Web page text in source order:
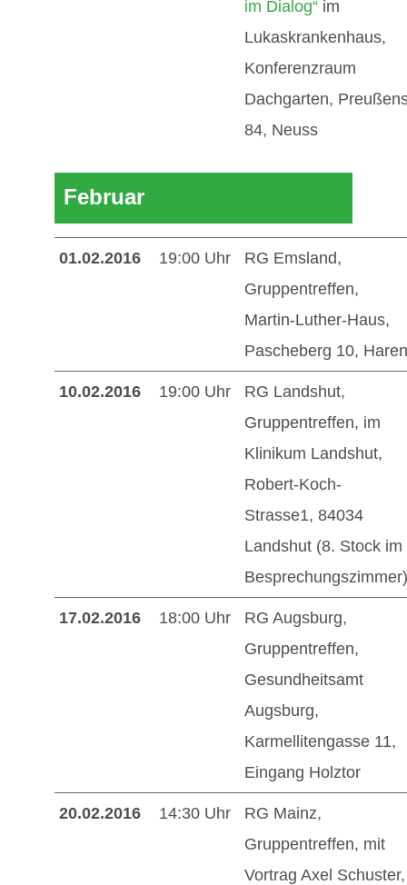
im Dialog“ im
Lukaskrankenhaus,
Konferenzraum
Dachgarten,
84, Neuss
Februar
01.02.2016 19:00 Uhr
RG Emsland,
Gruppentreffen,
Martin-Luther-Haus,
Pascheberg 10, Haren
10.02.2016 19:00 Uhr
RG Landshut,
Gruppentreffen, im
Klinikum Landshut,
Robert-Koch-
Strasse1, 84034
Landshut (8. Stock im
Besprechungszimmer)
17.02.2016 18:00 Uhr
RG Augsburg,
Gruppentreffen,
Gesundheitsamt
Augsburg,
Karmellitengasse 11,
Eingang Holztor
20.02.2016 14:30 Uhr
RG Mainz,
Gruppentreffen, mit
Vortrag Axel Schuster,